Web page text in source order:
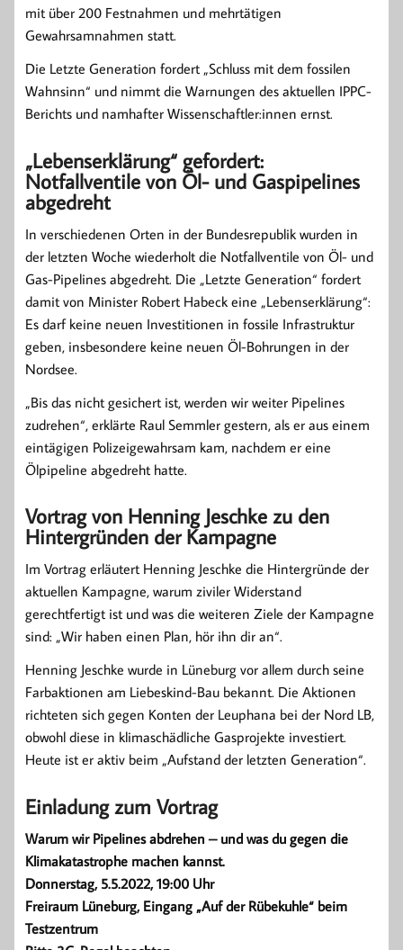
mit über 200 Festnahmen und mehrtätigen
Gewahrsamnahmen statt.
Die Letzte Generation fordert „Schluss mit dem fossilen
Wahnsinn“ und nimmt die Warnungen des aktuellen IPPC-
Berichts und namhafter Wissenschaftler:innen ernst.
„Lebenserklärung“ gefordert:
Notfallventile von Öl- und Gaspipelines
abgedreht
In verschiedenen Orten in der Bundesrepublik wurden in
der letzten Woche wiederholt die Notfallventile von Öl- und
Gas-Pipelines abgedreht. Die „Letzte Generation“ fordert
damit von Minister Robert Habeck eine „Lebenserklärung“:
Es darf keine neuen Investitionen in fossile Infrastruktur
geben, insbesondere keine neuen Öl-Bohrungen in der
Nordsee.
„Bis das nicht gesichert ist, werden wir weiter Pipelines
zudrehen“, erklärte Raul Semmler gestern, als er aus einem
eintägigen Polizeigewahrsam kam, nachdem er eine
Ölpipeline abgedreht hatte.
Vortrag von Henning Jeschke zu den
Hintergründen der Kampagne
Im Vortrag erläutert Henning Jeschke die Hintergründe der
aktuellen Kampagne, warum ziviler Widerstand
gerechtfertigt ist und was die weiteren Ziele der Kampagne
sind: „Wir haben einen Plan, hör ihn dir an“.
Henning Jeschke wurde in Lüneburg vor allem durch seine
Farbaktionen am Liebeskind-Bau bekannt. Die Aktionen
richteten sich gegen Konten der Leuphana bei der Nord LB,
obwohl diese in klimaschädliche Gasprojekte investiert.
Heute ist er aktiv beim „Aufstand der letzten Generation“.
Einladung zum Vortrag
Warum wir Pipelines abdrehen – und was du gegen die
Klimakatastrophe machen kannst.
Donnerstag, 5.5.2022, 19:00 Uhr
Freiraum Lüneburg, Eingang „Auf der Rübekuhle“ beim
Testzentrum